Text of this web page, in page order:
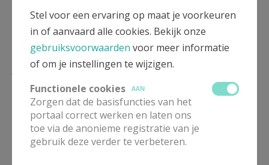
Lees meer
Stel voor een ervaring op maat je voorkeuren
in of aanvaard alle cookies. Bekijk onze
gebruiksvoorwaarden voor meer informatie
of om je instellingen te wijzigen.
Functionele cookies
AAN
Zorgen dat de basisfuncties van het
portaal correct werken en laten ons
toe via de anonieme registratie van je
gebruik deze verder te verbeteren.